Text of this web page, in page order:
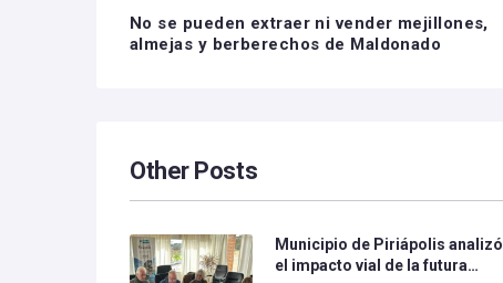
No se pueden extraer ni vender mejillones,
almejas y berberechos de Maldonado
Other Posts
Municipio de Piriápolis analizó
el impacto vial de la futura…